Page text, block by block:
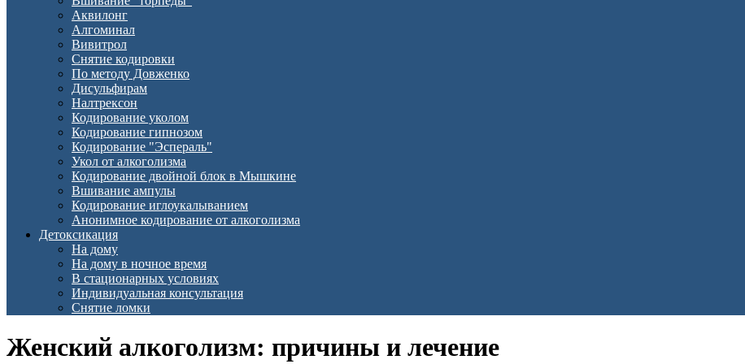
Аквилонг
Алгоминал
Вивитрол
Снятие кодировки
По методу Довженко
Дисульфирам
Налтрексон
Кодирование уколом
Кодирование гипнозом
Кодирование "Эспераль"
Укол от алкоголизма
Кодирование двойной блок в Мышкине
Вшивание ампулы
Кодирование иглоукалыванием
Анонимное кодирование от алкоголизма
Детоксикация
На дому
На дому в ночное время
В стационарных условиях
Индивидуальная консультация
Снятие ломки
Женский алкоголизм: причины и лечение